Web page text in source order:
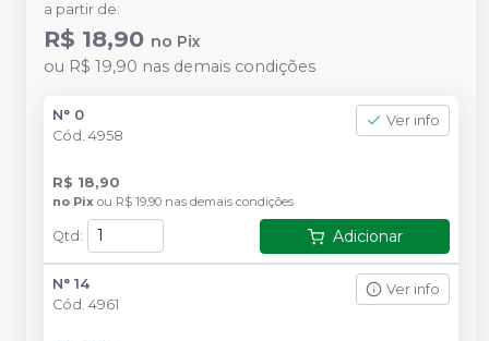
a partir de:
R$ 18,90 no Pix
ou R$ 19,90 nas demais condições
N° 0
Cód. 4958
Ver info
R$ 18,90
no Pix ou R$ 19,90 nas demais condições
Qtd : Adicionar
N° 14
Cód. 4961
Ver info